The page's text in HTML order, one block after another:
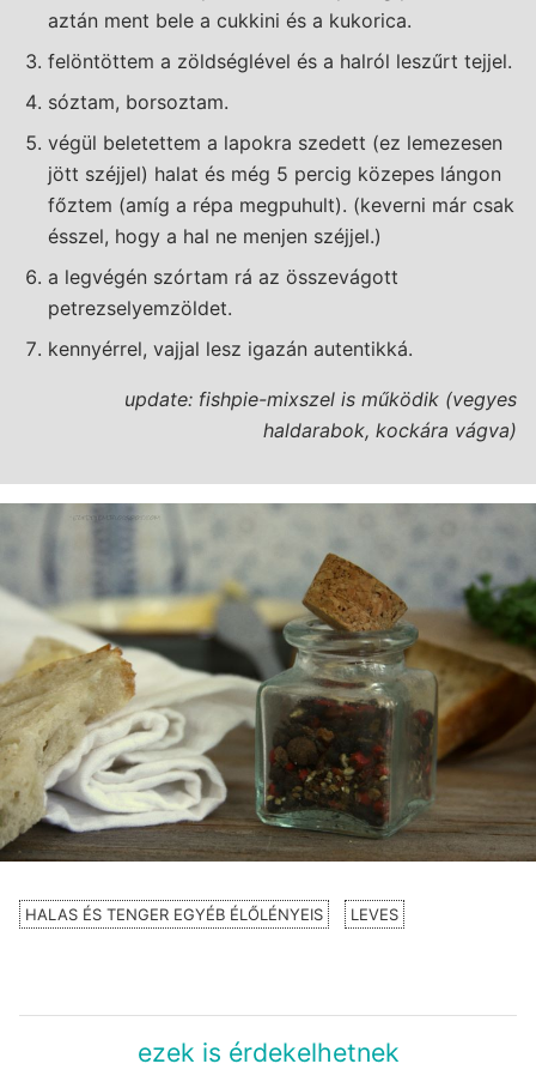
aztán ment bele a cukkini és a kukorica.
felöntöttem a zöldséglével és a halról leszűrt tejjel.
sóztam, borsoztam.
végül beletettem a lapokra szedett (ez lemezesen
jött széjjel) halat és még 5 percig közepes lángon
főztem (amíg a répa megpuhult). (keverni már csak
ésszel, hogy a hal ne menjen széjjel.)
a legvégén szórtam rá az összevágott
petrezselyemzöldet.
kennyérrel, vajjal lesz igazán autentikká.
update: fishpie-mixszel is működik (vegyes
haldarabok, kockára vágva)
HALAS ÉS TENGER EGYÉB ÉLŐLÉNYEIS LEVES
ezek is érdekelhetnek